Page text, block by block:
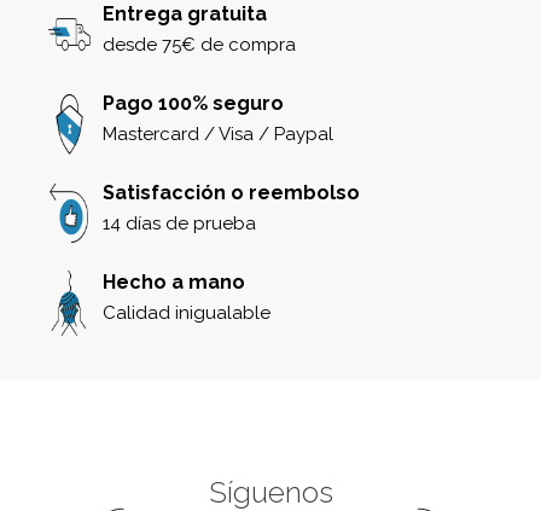
Entrega gratuita
desde 75€ de compra
Pago 100% seguro
Mastercard / Visa / Paypal
Satisfacción o reembolso
14 días de prueba
Hecho a mano
Calidad inigualable
Síguenos